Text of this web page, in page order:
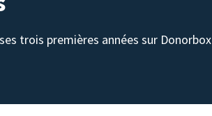
trois premières années sur Donorbox